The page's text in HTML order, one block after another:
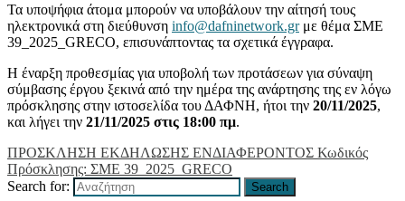
Τα υποψήφια άτομα μπορούν να υποβάλουν την αίτησή τους
ηλεκτρονικά στη διεύθυνση info@dafninetwork.grμε θέμα ΣΜΕ
39_2025_GRECO, επισυνάπτοντας τα σχετικά έγγραφα.
Η έναρξη προθεσμίας για υποβολή των προτάσεων για σύναψη
σύμβασης έργου ξεκινά από την ημέρα της ανάρτησης της εν λόγω
πρόσκλησης στην ιστοσελίδα του ΔΑΦΝΗ, ήτοι την 20/11/2025,
και λήγει την 21/11/2025 στις 18:00 πμ.
ΠΡΟΣΚΛΗΣΗ ΕΚΔΗΛΩΣΗΣ ΕΝΔΙΑΦΕΡΟΝΤΟΣ Κωδικός
Πρόσκλησης: ΣΜΕ 39_2025_GRECO
Search for:
Search